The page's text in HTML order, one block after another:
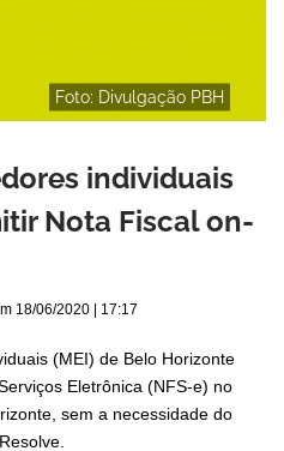
Foto: Divulgação PBH
individuais
Nota Fiscal on-
18/06/2020 | 17:17
(MEI) de Belo Horizonte
Eletrônica (NFS-e) no
sem a necessidade do